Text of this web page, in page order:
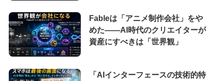
Fableは「アニメ制作会社」をや
めた――AI時代のクリエイターが
資産にすべきは「世界観」
「AIインターフェースの技術的特